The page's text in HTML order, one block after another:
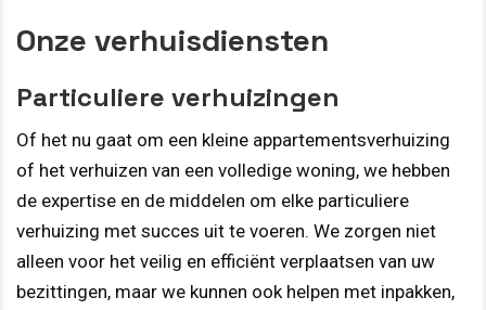
Onze verhuisdiensten
Particuliere verhuizingen
Of het nu gaat om een kleine appartementsverhuizing
of het verhuizen van een volledige woning, we hebben
de expertise en de middelen om elke particuliere
verhuizing met succes uit te voeren. We zorgen niet
alleen voor het veilig en efficiënt verplaatsen van uw
bezittingen, maar we kunnen ook helpen met inpakken,